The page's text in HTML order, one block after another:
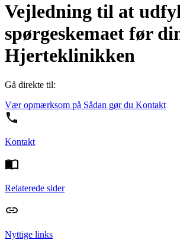
Vejledning til at
spørgeskemaet før
Hjerteklinikken
Gå direkte til:
Vær opmærksom på Sådan gør du Kontakt
Kontakt
Relaterede sider
Nyttige links